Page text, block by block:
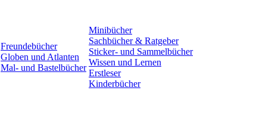
Freundebücher
Globen und Atlanten
Mal- und Bastelbücher
Minibücher
Sachbücher & Ratgeber
Sticker- und Sammelbücher
Wissen und Lernen
Erstleser
Kinderbücher